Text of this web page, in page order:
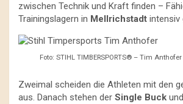
zwischen Technik und Kraft finden –
Trainingslagern in Mellrichstadt intensiv
Foto: STIHL TIMBERSPORTS® – Tim
Zweimal scheiden die Athleten mit den
aus. Danach stehen der Single Buck